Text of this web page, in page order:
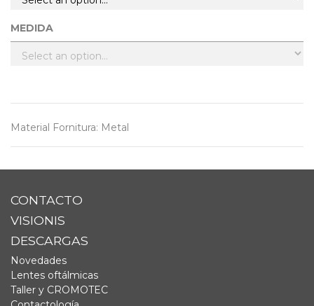
MEDIDA
Material Fornitura: Metal
CONTACTO
VISIONIS
DESCARGAS
Novedades
Lentes oftálmicas
Taller y CROMOTEC